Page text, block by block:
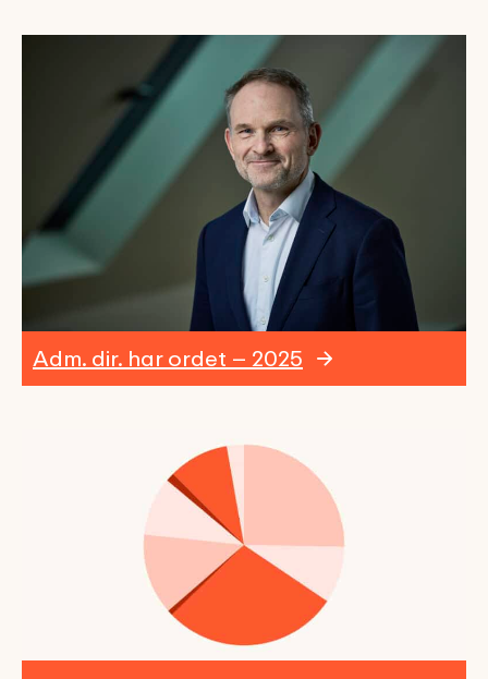
Adm. dir. har ordet – 2025